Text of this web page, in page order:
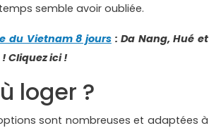
semble avoir oubliée.
du Vietnam 8 jours: Da Nang, Hué et
Cliquez ici !
loger ?
sont nombreuses et adaptées à